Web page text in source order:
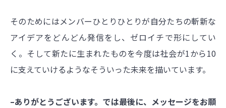
そのためにはメンバーひとりひとりが自分たちの斬新な
アイデアをどんどん発信をし、ゼロイチで形にしてい
く。そして新たに生まれたものを今度は社会が1から10
に支えていけるようなそういった未来を描いています。
–ありがとうございます。では最後に、メッセージをお願